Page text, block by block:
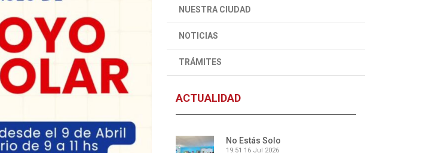
NUESTRA CIUDAD
NOTICIAS
TRÁMITES
ACTUALIDAD
No Estás Solo
19:51 16 Jul 2026